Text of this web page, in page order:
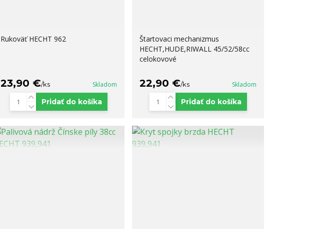
Rukoväť HECHT 962
23,90 €/ks Skladom
Pridať do košíka
Štartovaci mechanizmus
HECHT,HUDE,RIWALL 45/52/58cc
celokovové
22,90 €/ks Skladom
Pridať do košíka